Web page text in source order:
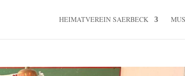
HEIMATVEREIN SAERBECK